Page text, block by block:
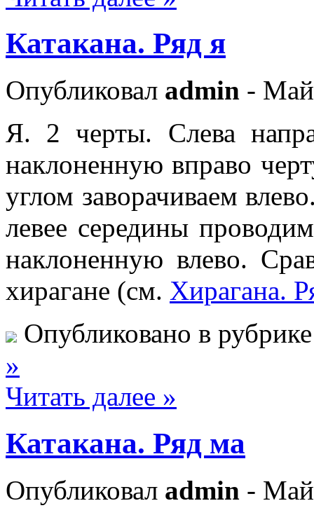
Катакана. Ряд я
Опубликовал admin -
Я. 2 черты. Слева
наклоненную вправо
углом заворачиваем
левее середины
наклоненную влево.
хирагане (см. Хирагана.
Опубликовано в
»
Читать далее »
Катакана. Ряд ма
Опубликовал admin -